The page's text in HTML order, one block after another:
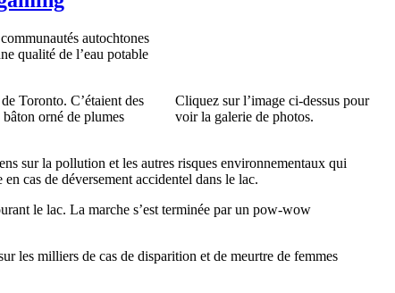
Cliquez sur l’image ci-dessus pour
voir la galerie de photos.
autochtones
qualité de l’eau potable
Toronto. C’étaient des
orné de plumes
sur la pollution et les autres risques environnementaux qui
cas de déversement accidentel dans le lac.
le lac. La marche s’est terminée par un pow-wow
les milliers de cas de disparition et de meurtre de femmes